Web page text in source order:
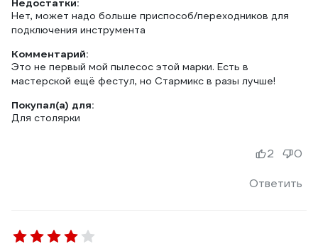
Недостатки:
Нет, может надо больше приспособ/переходников для
подключения инструмента
Комментарий:
Это не первый мой пылесос этой марки. Есть в
мастерской ещё фестул, но Стармикс в разы лучше!
Покупал(а) для:
Для столярки
Ответить
2 0